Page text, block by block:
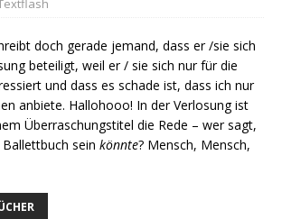
doch gerade jemand, dass er /sie sich
beteiligt, weil er / sie sich nur für die
und dass es schade ist, dass ich nur
anbiete. Hallohooo! In der Verlosung ist
Überraschungstitel die Rede – wer sagt,
sein könnte? Mensch, Mensch,